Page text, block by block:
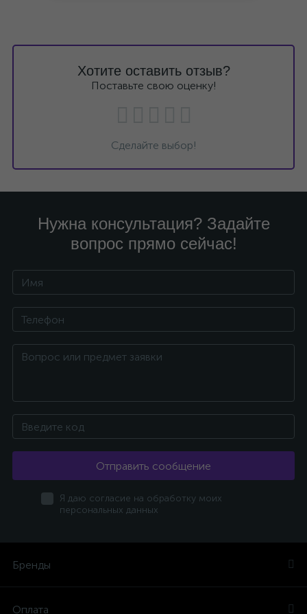
Хотите оставить отзыв?
Поставьте свою оценку!
Сделайте выбор!
Нужна консультация? Задайте
вопрос прямо сейчас!
Отправить сообщение
Я даю согласие на обработку моих
персональных данных
Бренды
Оплата